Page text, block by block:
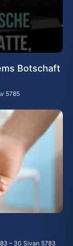
Botschaft
5785
– 30 Sivan 5783